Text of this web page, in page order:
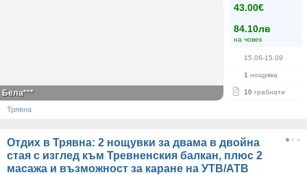
43.00€
84.10лв
на човек
15.06-15.09
1 нощувка
10 грабнати
Бела***
Трявна
Отдих в Трявна: 2 нощувки за двама в двойна
стая с изглед към Тревненския балкан, плюс 2
масажа и възможност за каране на УТВ/АТВ